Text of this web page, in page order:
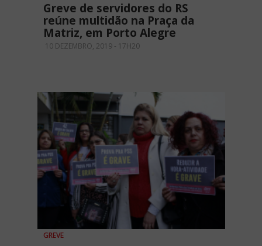
Greve de servidores do RS
reúne multidão na Praça da
Matriz, em Porto Alegre
10 DEZEMBRO, 2019 - 17H20
GREVE